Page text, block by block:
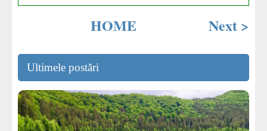
Next >
HOME
Ultimele postări